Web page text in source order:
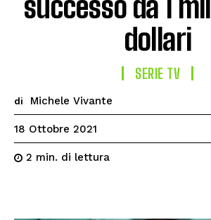
successo da 1
dollari
SERIE TV
di Michele Vivante
18 Ottobre 2021
2 min. di lettura